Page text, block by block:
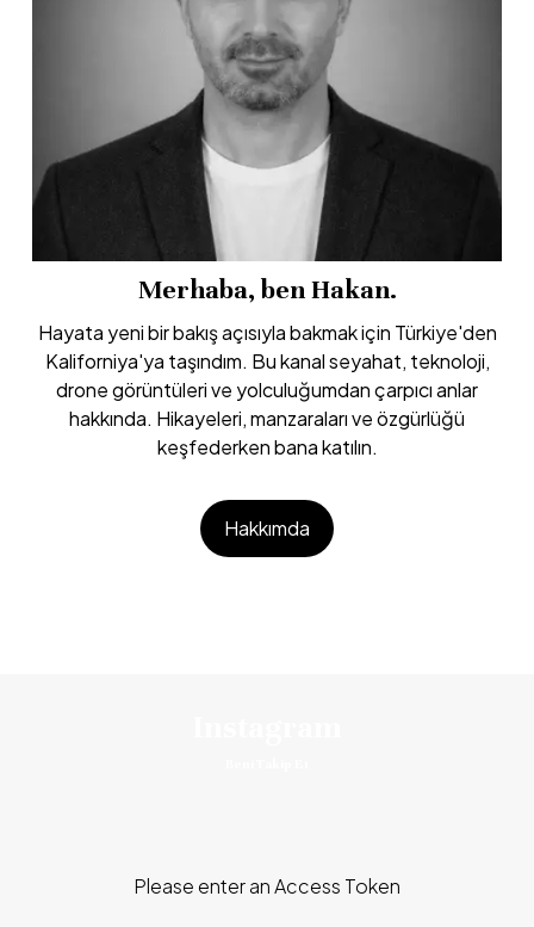
Merhaba, ben Hakan.
Hayata yeni bir bakış açısıyla bakmak için Türkiye'den
Kaliforniya'ya taşındım. Bu kanal seyahat, teknoloji,
drone görüntüleri ve yolculuğumdan çarpıcı anlar
hakkında. Hikayeleri, manzaraları ve özgürlüğü
keşfederken bana katılın.
Hakkımda
Please enter an Access Token